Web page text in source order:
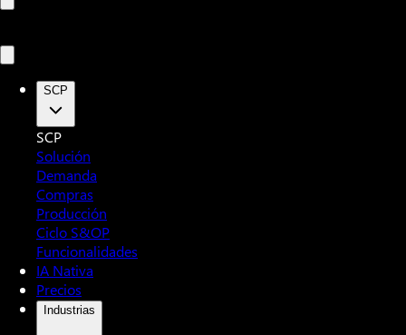
SCP
SCP
Solución
Demanda
Compras
Producción
Ciclo S&OP
Funcionalidades
IA Nativa
Precios
Industrias